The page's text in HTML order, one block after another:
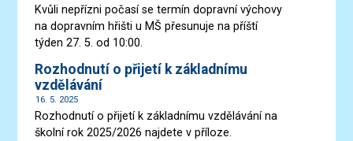
Kvůli nepřízni počasí se termín dopravní výchovy
na dopravním hřišti u MŠ přesunuje na příští
týden 27. 5. od 10:00.
Rozhodnutí o přijetí k základnímu
vzdělávání
16. 5. 2025
Rozhodnutí o přijetí k základnímu vzdělávání na
školní rok 2025/2026 najdete v příloze.